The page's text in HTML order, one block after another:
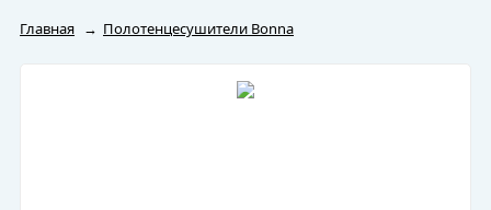
Главная → Полотенцесушители Bonna